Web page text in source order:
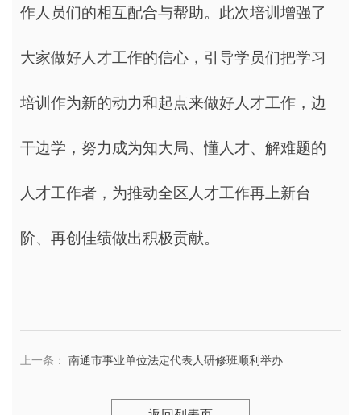
作人员们的相互配合与帮助。此次培训增强了
大家做好人才工作的信心，引导学员们把学习
培训作为新的动力和起点来做好人才工作，边
干边学，努力成为知大局、懂人才、解难题的
人才工作者，为推动全区人才工作再上新台
阶、再创佳绩做出积极贡献。
上一条： 南通市事业单位法定代表人研修班顺利举办